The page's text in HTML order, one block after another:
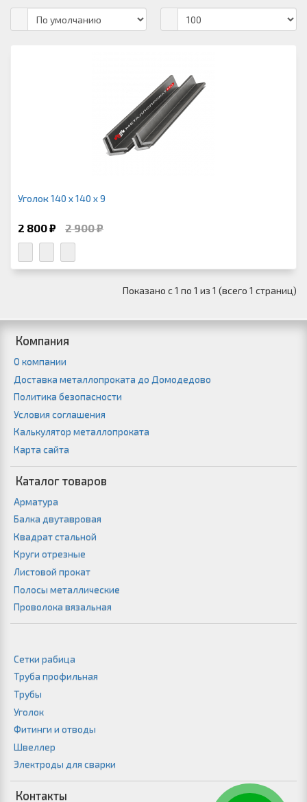
Уголок 140 х 140 х 9
2 800 ₽ 2 900 ₽
Показано с 1 по 1 из 1 (всего 1 страниц)
Компания
О компании
Доставка металлопроката до Домодедово
Политика безопасности
Условия соглашения
Калькулятор металлопроката
Карта сайта
Каталог товаров
Арматура
Балка двутавровая
Квадрат стальной
Круги отрезные
Листовой прокат
Полосы металлические
Проволока вязальная
Сетки рабица
Труба профильная
Трубы
Уголок
Фитинги и отводы
Швеллер
Электроды для сварки
Контакты